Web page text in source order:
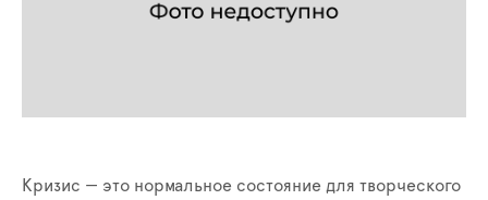
Кризис — это нормальное состояние для творческого